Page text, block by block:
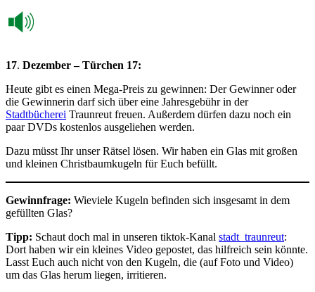
17. Dezember – Türchen 17:
Heute gibt es einen Mega-Preis zu gewinnen: Der Gewinner oder
die Gewinnerin darf sich über eine Jahresgebühr in der
Stadtbücherei Traunreut freuen. Außerdem dürfen dazu noch ein
paar DVDs kostenlos ausgeliehen werden.
Dazu müsst Ihr unser Rätsel lösen. Wir haben ein Glas mit großen
und kleinen Christbaumkugeln für Euch befüllt.
Gewinnfrage: Wieviele Kugeln befinden sich insgesamt in dem
gefüllten Glas?
Tipp: Schaut doch mal in unseren tiktok-Kanal stadt_traunreut:
Dort haben wir ein kleines Video gepostet, das hilfreich sein könnte.
Lasst Euch auch nicht von den Kugeln, die (auf Foto und Video)
um das Glas herum liegen, irritieren.